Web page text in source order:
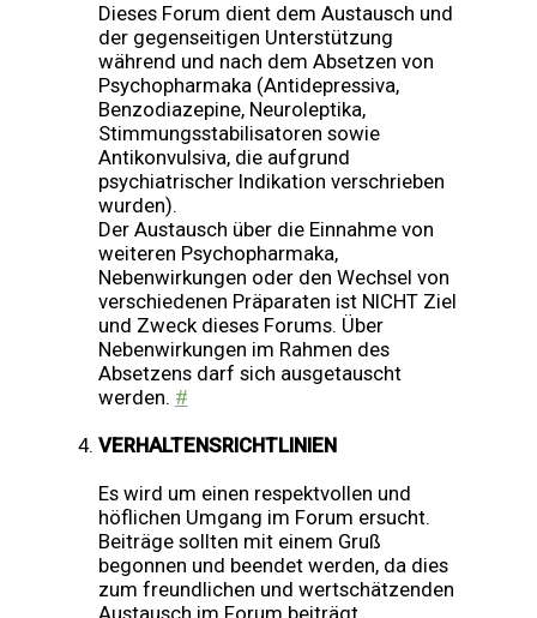
Dieses Forum dient dem Austausch und
der gegenseitigen Unterstützung
während und nach dem Absetzen von
Psychopharmaka (Antidepressiva,
Benzodiazepine, Neuroleptika,
Stimmungsstabilisatoren sowie
Antikonvulsiva, die aufgrund
psychiatrischer Indikation verschrieben
wurden).
Der Austausch über die Einnahme von
weiteren Psychopharmaka,
Nebenwirkungen oder den Wechsel von
verschiedenen Präparaten ist NICHT Ziel
und Zweck dieses Forums. Über
Nebenwirkungen im Rahmen des
Absetzens darf sich ausgetauscht
werden. #
VERHALTENSRICHTLINIEN
Es wird um einen respektvollen und
höflichen Umgang im Forum ersucht.
Beiträge sollten mit einem Gruß
begonnen und beendet werden, da dies
zum freundlichen und wertschätzenden